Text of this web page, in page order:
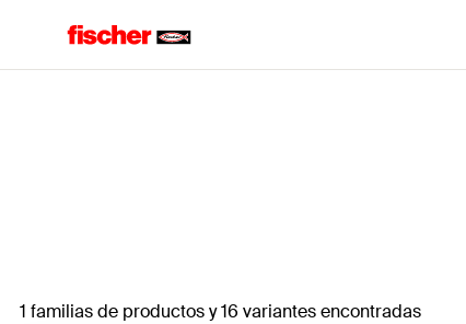
1 familias de productos y 16 variantes encontradas